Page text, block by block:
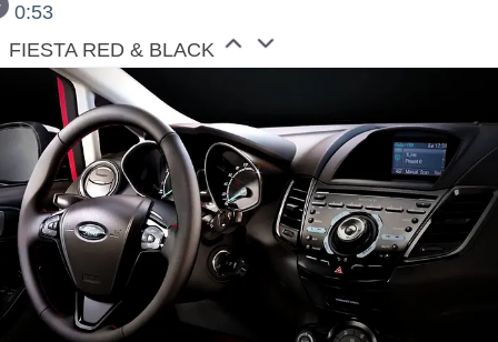
0:53
FIESTA RED & BLACK